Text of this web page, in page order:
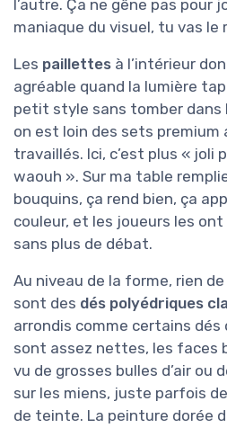
l’autre. Ça ne gêne pas pour
maniaque du visuel, tu vas le
Les paillettes à l’intérieur
agréable quand la lumière
petit style sans tomber dans
on est loin des sets
travaillés. Ici, c’est plus « joli
waouh ». Sur ma table
bouquins, ça rend bien, ça
couleur, et les joueurs les
sans plus de débat.
Au niveau de la forme, rien
sont des dés polyédriques
arrondis comme certains dés
sont assez nettes, les faces
vu de grosses bulles d’air ou
sur les miens, juste parfois
de teinte. La peinture dorée